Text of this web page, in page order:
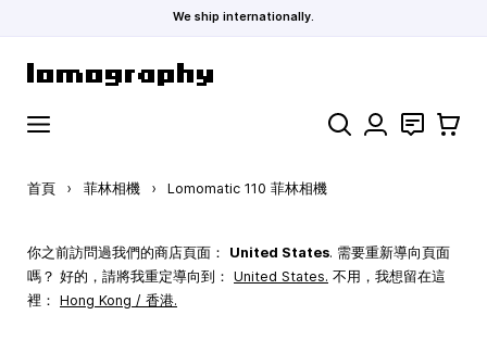
We ship internationally.
搜索 聯絡 購物車
首頁 › 菲林相機 › Lomomatic 110 菲林相機
你之前訪問過我們的商店頁面： United States. 需要重新導向頁面
嗎？ 好的，請將我重定導向到： United States. 不用，我想留在這
裡： Hong Kong / 香港.